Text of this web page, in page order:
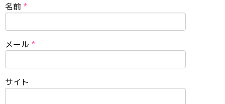
名前 *
メール *
サイト